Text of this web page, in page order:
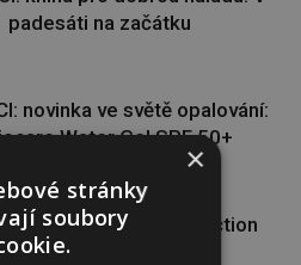
padesáti na začátku
novinka ve světě opalování:
Water Gel SPF 50+
o krásnou vůni Attraction
Sensation od AVONu
×
stránky
soubory